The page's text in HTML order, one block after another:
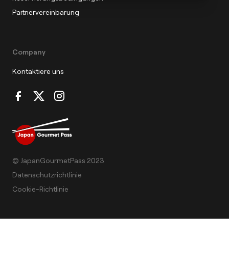
Partnervereinbarung
Company
Kontaktiere uns
© JapanGourmetPass 2023
Datenschutzrichtlinie
Cookie-Richtlinie